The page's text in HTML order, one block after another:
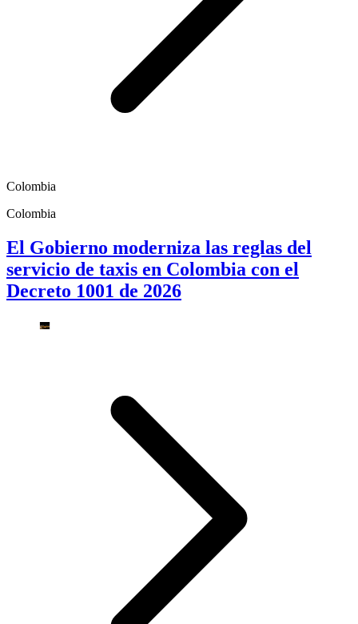
Colombia
Colombia
El Gobierno moderniza las reglas del
servicio de taxis en Colombia con el
Decreto 1001 de 2026